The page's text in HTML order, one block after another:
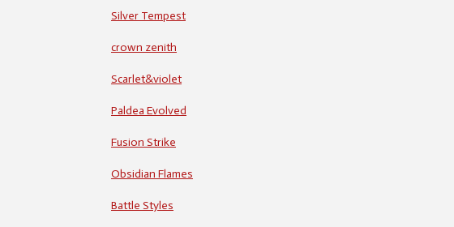
Silver Tempest
crown zenith
Scarlet&violet
Paldea Evolved
Fusion Strike
Obsidian Flames
Battle Styles